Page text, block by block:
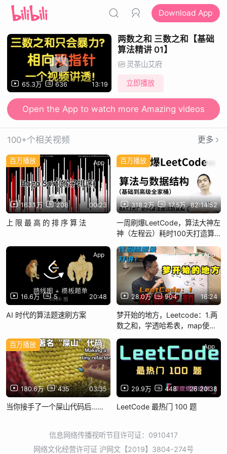
Download App
65.3万 636 13:19
两数之和 三数之和【基础
算法精讲 01】
灵茶山艾府
立即播放
Open the App to watch more Amazing videos
100+个相关视频 更多
163.1万 208 00:23
百万播放 App
上 限 最 高 的 排 序 算 法
318.2万 17.5万 82:14:52
百万播放 App
一周刷爆LeetCode，算法大神左
神（左程云）耗时100天打造算
教程，直击BTAJ等一线大厂必问
算法面试题真题详解（马士兵）
16.6万 5 20:48
App
AI 时代的算法题速刷方案
28.0万 904 16:24
App
梦开始的地方，Leetcode：1.两
数之和，学透哈希表，map使用
180.6万 435 03:35
百万播放 App
当你接手了一个屎山代码后……
29.9万 448 26:20:38
App
LeetCode 最热门 100 题
信息网络传播视听节目许可证：0910417
网络文化经营许可证 沪网文【2019】3804-274号